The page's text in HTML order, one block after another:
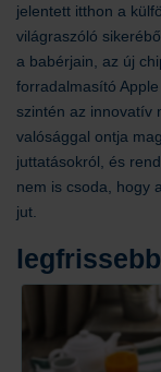
jelentett itthon a
világraszóló
a babérjain, az új
forradalmasító
szintén az innovatív
valósággal ontja
juttatásokról, és
nem is csoda, hogy
jut.